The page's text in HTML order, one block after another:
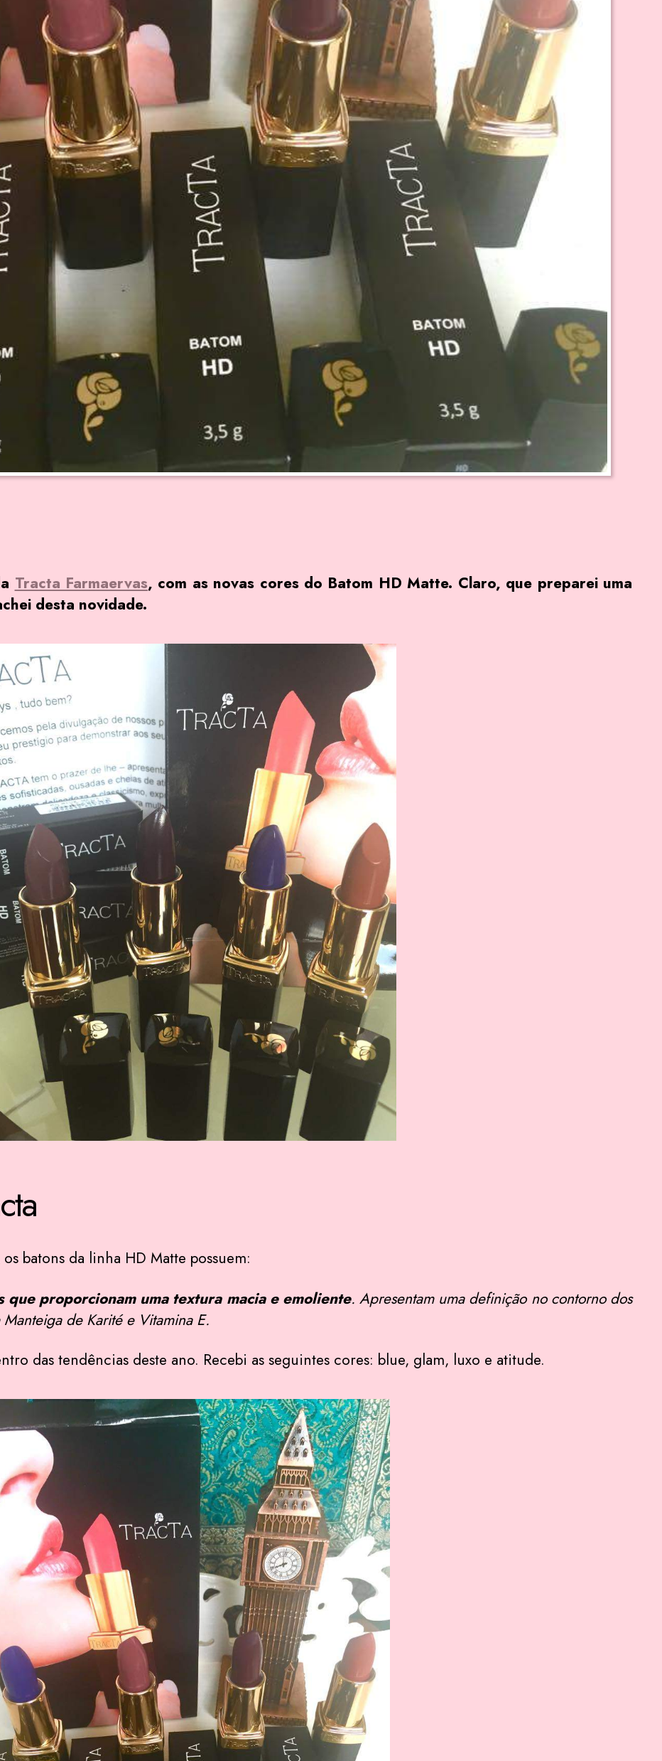
Tracta Farmaervas, com as novas cores do Batom HD Matte. Claro, que preparei uma
desta novidade.
batons da linha HD Matte possuem:
proporcionam uma textura macia e emoliente. Apresentam uma definição no contorno dos
de Karité e Vitamina E.
das tendências deste ano. Recebi as seguintes cores: blue, glam, luxo e atitude.